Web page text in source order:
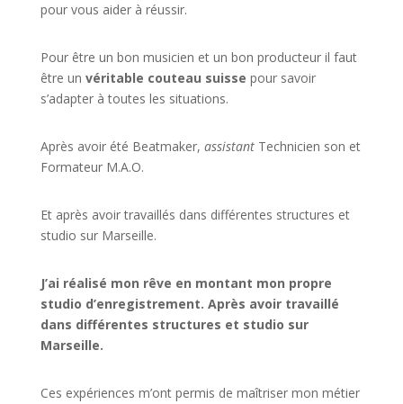
pour vous aider à réussir.
Pour être un bon musicien et un bon producteur il faut
être un véritable couteau suisse pour savoir
s’adapter à toutes les situations.
Après avoir été Beatmaker, assistant Technicien son et
Formateur M.A.O.
Et après avoir travaillés dans différentes structures et
studio sur Marseille.
J’ai réalisé mon rêve en montant mon propre
studio d’enregistrement. Après avoir travaillé
dans différentes structures et studio sur
Marseille.
Ces expériences m’ont permis de maîtriser mon métier